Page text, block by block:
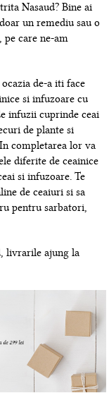
Nasaud? Bine ai
un remediu sau o
pe care ne-am
de-a iti face
si infuzoare cu
infuzii cuprinde ceai
de plante si
completarea lor va
diferite de ceainice
si infuzoare. Te
de ceaiuri si sa
pentru sarbatori,
livrarile ajung la